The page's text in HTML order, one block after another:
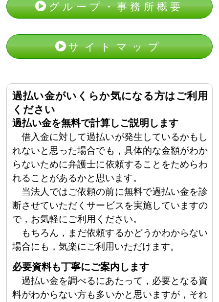
グループ・事務所概要
サイトマップ
過払い金がいくらか気になる方はご利用
ください
過払い金を無料で計算しご説明します
借入金に対して過払いが発生しているかもし
れないと思った場合でも，具体的な金額がわか
らないために弁護士に依頼することをためらわ
れることがあるかと思います。
当法人ではご依頼の前に無料で過払い金を診
断させていただくサービスを実施していますの
で，お気軽にご利用ください。
もちろん，まだ依頼するかどうかわからない
場合にも，気楽にご利用いただけます。
必要資料も丁寧にご案内します
過払い金を調べるにあたって，必要となる資
料がわからない方も多いかと思いますが，それ